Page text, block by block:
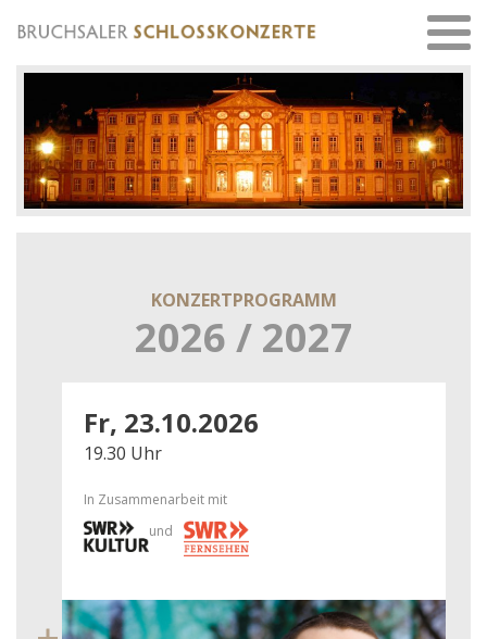
KONZERTPROGRAMM
2026 / 2027
Fr, 23.10.2026
19.30 Uhr
In Zusammenarbeit mit
und